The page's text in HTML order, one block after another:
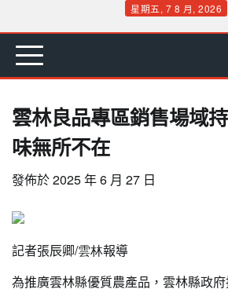
content
星期五, 7 8 月, 2026
首 要 娛 生 社 文 公 運 旅
雲林良品專區銷售場域
味無所不在
發佈於2025 年 6 月 27 日
記者張辰卿/雲林報導
為推廣雲林縣優質農產品，雲林縣政